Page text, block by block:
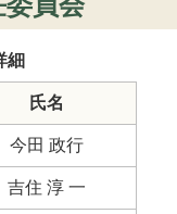
細
氏名
今田 政行
吉住 淳 一